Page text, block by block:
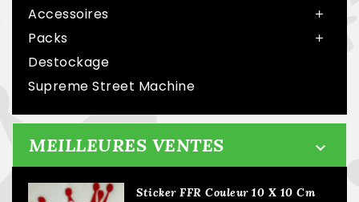
Accessoires 
Packs 
Destockage
Supreme Street Machine
MEILLEURES VENTES 
Sticker FFR Couleur 10 X 10 Cm